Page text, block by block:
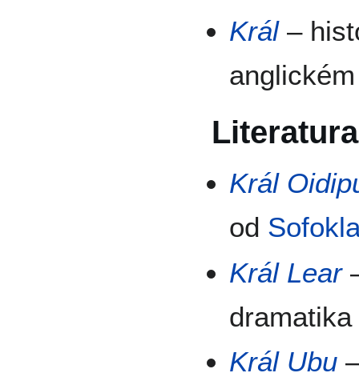
Král–
Král
od
Král Lear
Král Ubu